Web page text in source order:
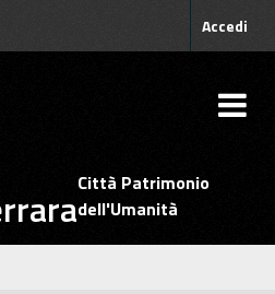
Accedi
Città Patrimonio
dell'Umanità